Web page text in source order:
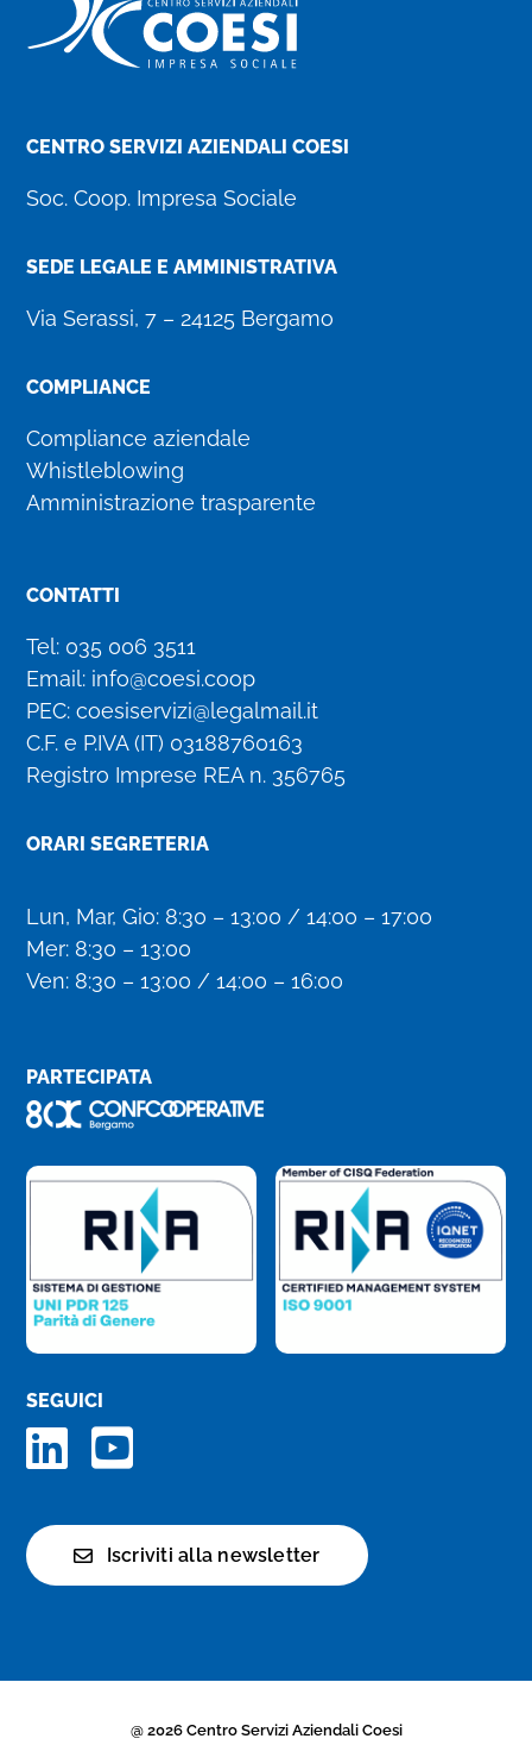
CENTRO SERVIZI AZIENDALI COESI
Soc. Coop. Impresa Sociale
SEDE LEGALE E AMMINISTRATIVA
Via Serassi, 7 – 24125 Bergamo
COMPLIANCE
Compliance aziendale
Whistleblowing
Amministrazione trasparente
CONTATTI
Tel: 035 006 3511
Email: info@coesi.coop
PEC:coesiservizi@legalmail.it
C.F. e P.IVA (IT) 03188760163
Registro Imprese REA n. 356765
ORARI SEGRETERIA
Lun, Mar, Gio: 8:30 – 13:00 / 14:00 – 17:00
Mer: 8:30 – 13:00
Ven: 8:30 – 13:00 / 14:00 – 16:00
PARTECIPATA
SEGUICI
Iscriviti alla newsletter
@ 2026 Centro Servizi Aziendali Coesi